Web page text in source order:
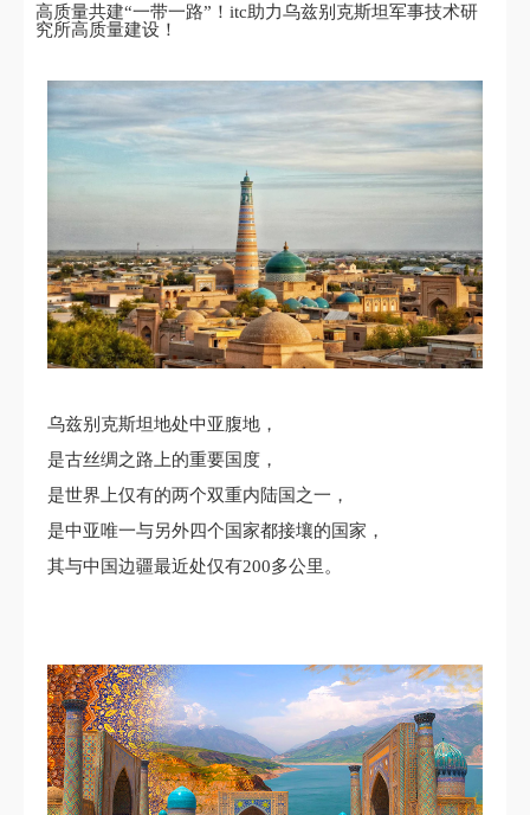
高质量共建“一带一路”！itc助力乌兹别克斯坦军事技术研
究所高质量建设！
乌兹别克斯坦地处中亚腹地，
是古丝绸之路上的重要国度，
是世界上仅有的两个双重内陆国之一，
是中亚唯一与另外四个国家都接壤的国家，
其与中国边疆最近处仅有200多公里。